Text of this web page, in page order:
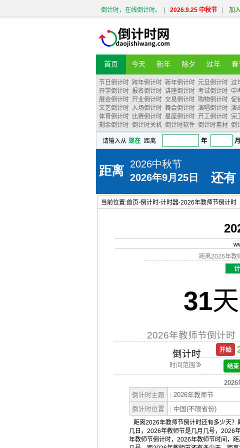
倒计时，在线倒计时。 2026.9.25 中秋节 加
首页 今天 新年 除夕 过年 春
节日倒计时 跨年倒计时 新年倒计时 元旦倒计时 过
开学倒计时 报名倒计时 讲座倒计时 考试倒计时 中
展会倒计时 开业倒计时 交易倒计时 购物倒计时 促
文艺倒计时 入场倒计时 舞会倒计时 演唱倒计时 演
体育倒计时 比赛倒计时 星座倒计时 开工倒计时 完
剩余倒计时 倒计时关机 倒计时软件 倒计时素材 倒
当前位置:首页-倒计时-计时器-2026年教师节倒计时
距离2026年教
31天
2026年教师节倒计时
倒计时
时间范围
开始
结束
2026
倒计时主题
2026年教师节
倒计时位置
中国(不限省份)
距离2026年教师节倒计时还有多少天？
几日，2026年教师节是几月几号，2026
年教师节倒计时，2026年教师节时间，